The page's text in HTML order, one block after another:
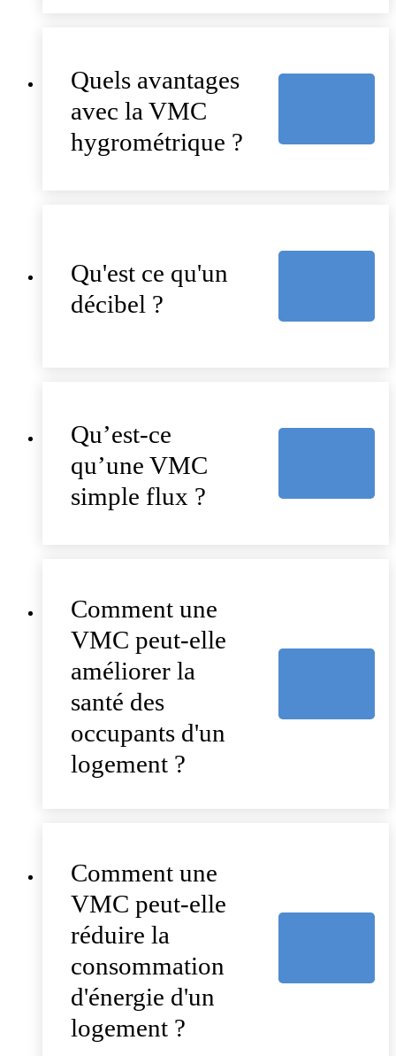
Quels avantages
avec la VMC
hygrométrique ?
Qu'est ce qu'un
décibel ?
Qu’est-ce
qu’une VMC
simple flux ?
Comment une
VMC peut-elle
améliorer la
santé des
occupants d'un
logement ?
Comment une
VMC peut-elle
réduire la
consommation
d'énergie d'un
logement ?